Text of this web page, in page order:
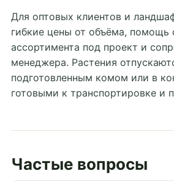
Для оптовых клиентов и
гибкие цены от объёма, помощь
ассортимента под проект и
менеджера. Растения
подготовленным комом или в
готовыми к транспортировке и
Частые вопросы